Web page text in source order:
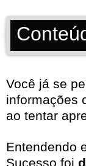
Você já se
informações
ao tentar
Entendendo
Sucesso foi